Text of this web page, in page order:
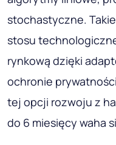
stochastyczne.
stosu
rynkową dzięki
ochronie
tej opcji rozwoju z
do 6 miesięcy waha